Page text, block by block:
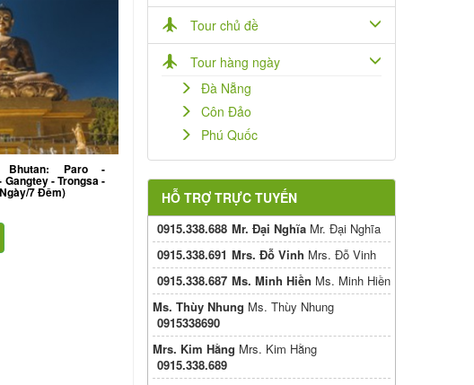
Bhutan: Paro -
Gangtey - Trongsa -
7 Đêm)
Tour chủ đề
Tour hàng ngày
Đà Nẵng
Côn Đảo
Phú Quốc
HỖ TRỢ TRỰC TUYẾN
Mr. Đại NghĩaMr. Đại Nghĩa
0915.338.688
Mrs. Đỗ Vinh Mrs. Đỗ Vinh
0915.338.691
Ms. Minh Hiền Ms. Minh Hiền
0915.338.687
Ms. Thùy Nhung Ms. Thùy Nhung
0915338690
Mrs. Kim Hằng Mrs. Kim Hằng
0915.338.689